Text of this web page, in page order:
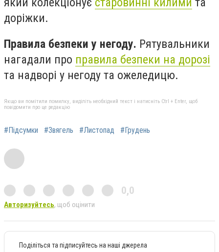
доріжки.
Правила безпеки у негоду. Рятувальники
нагадали про правила безпеки на дорозі
та надворі у негоду та ожеледицю.
Якщо ви помітили помилку, виділіть необхідний текст і натисніть Ctrl + Enter, щоб
повідомити про це редакцію
#Підсумки #Звягель #Листопад #Грудень
0,0
Авторизуйтесь, щоб оцінити
Поділіться та підписуйтесь на наші джерела